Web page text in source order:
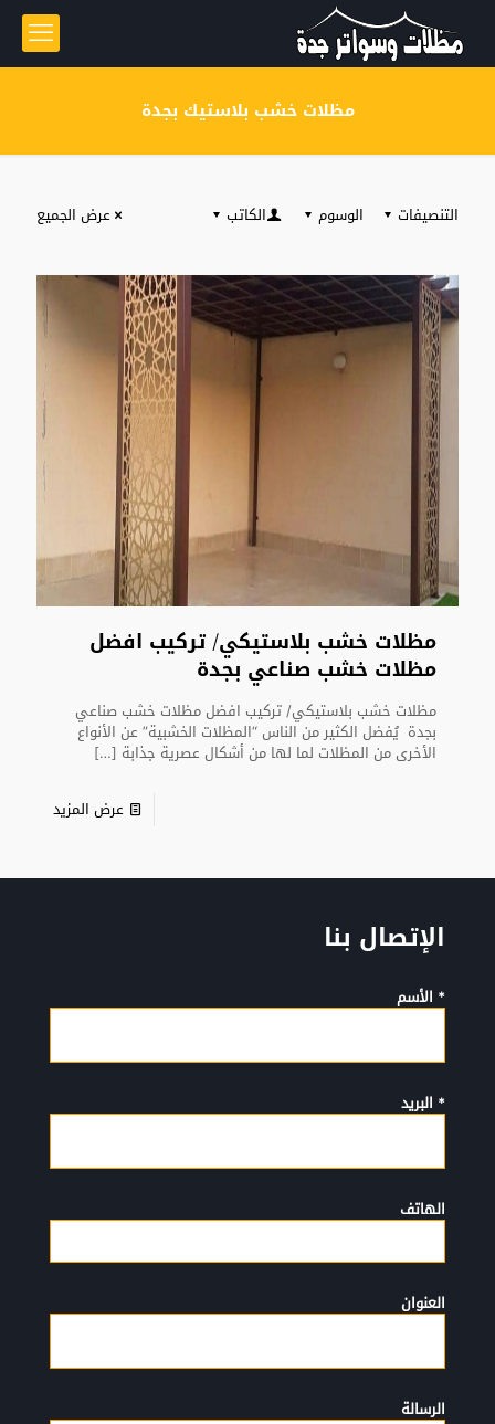
مظلات خشب بلاستيك بجدة
التنصيفات الوسوم الكاتب عرض الجميع
مظلات خشب بلاستيكي/ تركيب افضل
مظلات خشب صناعي بجدة
مظلات خشب بلاستيكي/ تركيب افضل مظلات خشب صناعي
بجدة يُفضل الكثير من الناس “المظلات الخشبية” عن الأنواع
الأخرى من المظلات لما لها من أشكال عصرية جذابة […]
عرض المزيد
الإتصال بنا
* الأسم
* البريد
الهاتف
العنوان
الرسالة